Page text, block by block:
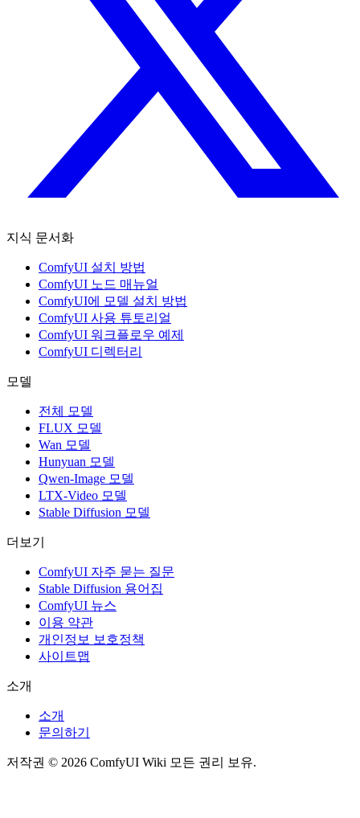
지식 문서화
ComfyUI 설치 방법
ComfyUI 노드 매뉴얼
ComfyUI에 모델 설치 방법
ComfyUI 사용 튜토리얼
ComfyUI 워크플로우 예제
ComfyUI 디렉터리
모델
전체 모델
FLUX 모델
Wan 모델
Hunyuan 모델
Qwen-Image 모델
LTX-Video 모델
Stable Diffusion 모델
더보기
ComfyUI 자주 묻는 질문
Stable Diffusion 용어집
ComfyUI 뉴스
이용 약관
개인정보 보호정책
사이트맵
소개
소개
문의하기
저작권 © 2026 ComfyUI Wiki 모든 권리 보유.